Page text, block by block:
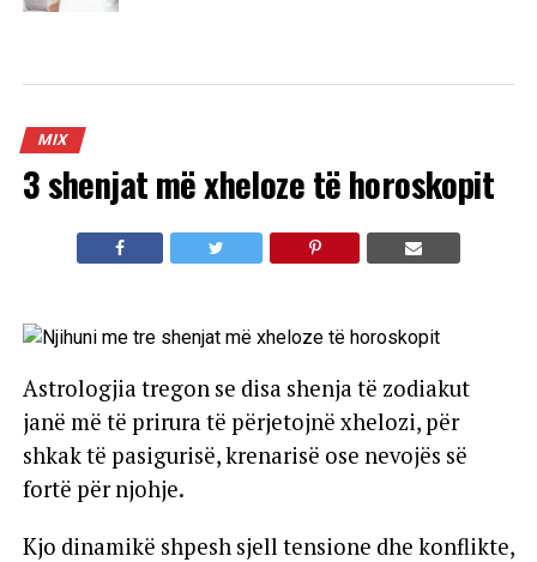
MIX
3 shenjat më xheloze të horoskopit
Astrologjia tregon se disa shenja të zodiakut
janë më të prirura të përjetojnë xhelozi, për
shkak të pasigurisë, krenarisë ose nevojës së
fortë për njohje.
Kjo dinamikë shpesh sjell tensione dhe konflikte,